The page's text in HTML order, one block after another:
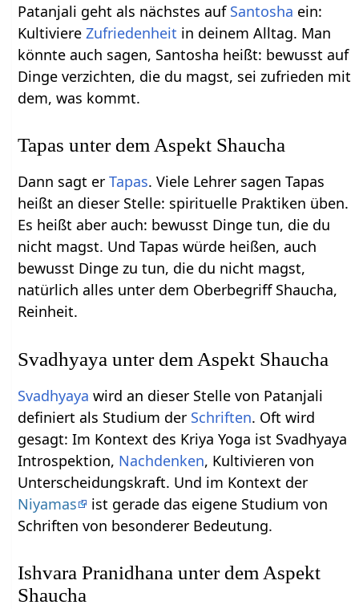
Patanjali geht als nächstes auf Santosha ein:
KultiviereZufriedenheit in deinem Alltag. Man
könnte auch sagen, Santosha heißt: bewusst auf
Dinge verzichten, die du magst, sei zufrieden mit
dem, was kommt.
Tapas unter dem Aspekt Shaucha
Dann sagt erTapas. Viele Lehrer sagen Tapas
heißt an dieser Stelle: spirituelle Praktiken üben.
Es heißt aber auch: bewusst Dinge tun, die du
nicht magst. Und Tapas würde heißen, auch
bewusst Dinge zu tun, die du nicht magst,
natürlich alles unter dem Oberbegriff Shaucha,
Reinheit.
Svadhyaya unter dem Aspekt Shaucha
Svadhyaya wird an dieser Stelle von Patanjali
definiert als Studium der Schriften. Oft wird
gesagt: Im Kontext des Kriya Yoga ist Svadhyaya
Introspektion, Nachdenken, Kultivieren von
Unterscheidungskraft. Und im Kontext der
Niyamas
ist gerade das eigene Studium von
Schriften von besonderer Bedeutung.
Ishvara Pranidhana unter dem Aspekt
Shaucha